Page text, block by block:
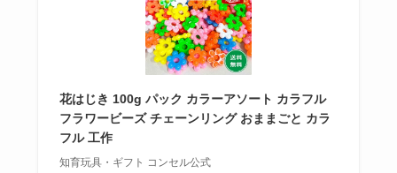
花はじき 100g パック カラーアソート カラフル
フラワービーズ チェーンリング おままごと カラ
フル 工作
知育玩具・ギフト コンセル公式